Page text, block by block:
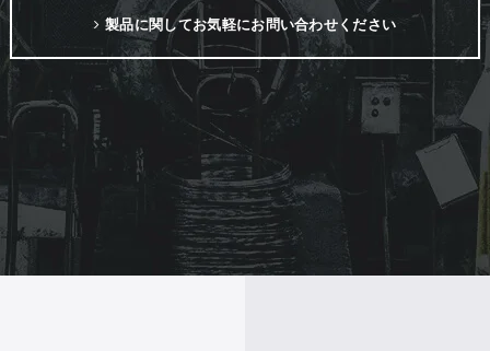
製品に関してお気軽にお問い合わせください